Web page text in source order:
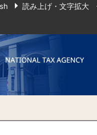
読み上げ・文字拡大